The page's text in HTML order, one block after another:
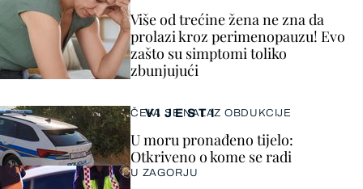
VIJESTI
ČEKA SE NALAZ OBDUKCIJE
U moru pronađeno tijelo:
Otkriveno o kome se radi
U ZAGORJU
Više od trećine žena ne zna da
prolazi kroz perimenopauzu! Evo
zašto su simptomi toliko
zbunjujući